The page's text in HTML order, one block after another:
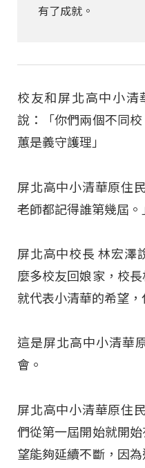
有了成就。
校友和屏北高中小清
說：「你們兩個不同
蕙是義守護理」
屏北高中小清華原住
老師都記得誰第幾屆。
屏北高中校長 林宏澤
麼多校友回娘家，校
就代表小清華的希望，
這是屏北高中小清華
會。
屏北高中小清華原住
們從第一屆開始就開
望能夠延續不斷，因